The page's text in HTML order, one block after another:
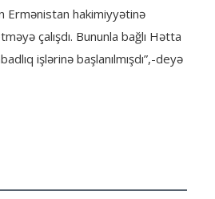
Ermənistan hakimiyyətinə
çalışdı. Bununla bağlı Hətta
işlərinə başlanılmışdı”,-deyə